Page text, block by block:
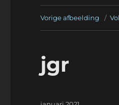
Vorige afbeelding
jgr